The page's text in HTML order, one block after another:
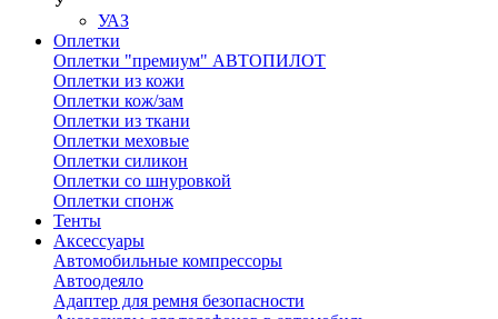
УАЗ
Оплетки
Оплетки "премиум" АВТОПИЛОТ
Оплетки из кожи
Оплетки кож/зам
Оплетки из ткани
Оплетки меховые
Оплетки силикон
Оплетки со шнуровкой
Оплетки спонж
Тенты
Аксессуары
Автомобильные компрессоры
Автоодеяло
Адаптер для ремня безопасности